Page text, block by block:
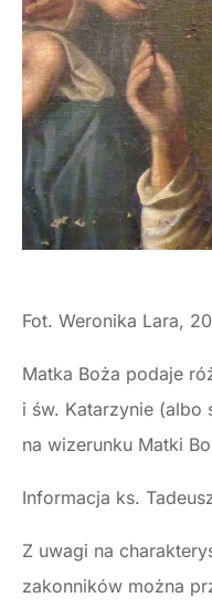
Fot. Weronika Lara,
Matka Boża podaje
i św. Katarzynie (albo
na wizerunku Matki
Informacja ks.
Z uwagi na
zakonników można